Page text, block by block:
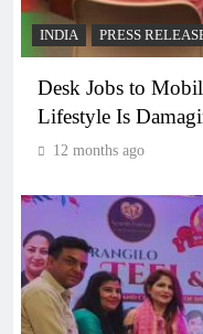
INDIA PRESS
Desk Jobs to
Lifestyle Is
12 months ago